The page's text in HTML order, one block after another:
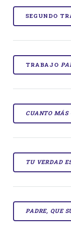
SEGUNDO
TRABAJO
CUANTO MÁS
TU VERDAD
PADRE, QUE